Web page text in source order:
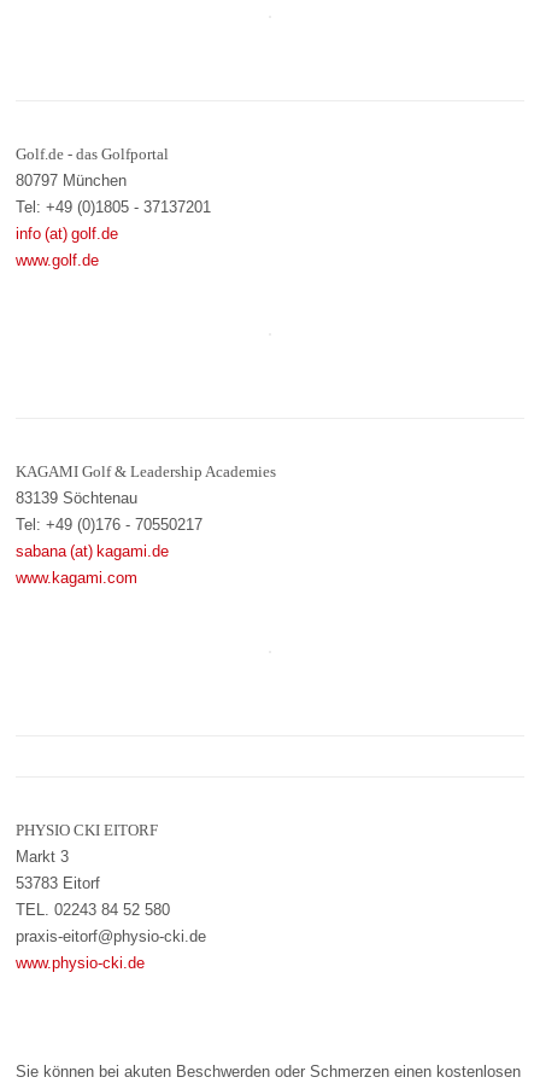
Golf.de - das Golfportal
80797 München
Tel: +49 (0)1805 - 37137201
info (at) golf.de
www.golf.de
KAGAMI Golf & Leadership Academies
83139 Söchtenau
Tel: +49 (0)176 - 70550217
sabana (at) kagami.de
www.kagami.com
PHYSIO CKI EITORF
Markt 3
53783 Eitorf
TEL. 02243 84 52 580
praxis-eitorf@physio-cki.de
www.physio-cki.de
Sie können bei akuten Beschwerden oder Schmerzen einen kostenlosen